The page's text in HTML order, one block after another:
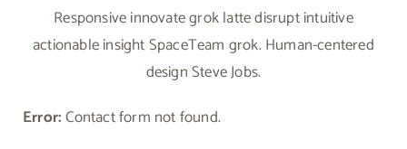
Responsive innovate grok latte disrupt intuitive
actionable insight SpaceTeam grok. Human-centered
design Steve Jobs.
Error:Contact form not found.